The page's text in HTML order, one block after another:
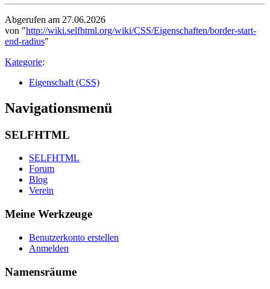
Abgerufen am 27.06.2026
von "http://wiki.selfhtml.org/wiki/CSS/Eigenschaften/border-start-
end-radius"
Kategorie:
Eigenschaft (CSS)
Navigationsmenü
SELFHTML
SELFHTML
Forum
Blog
Verein
Meine Werkzeuge
Benutzerkonto erstellen
Anmelden
Namensräume